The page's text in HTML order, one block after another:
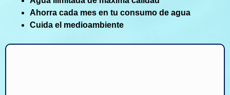
Ahorra cada mes en tu consumo de agua
Cuida el medioambiente